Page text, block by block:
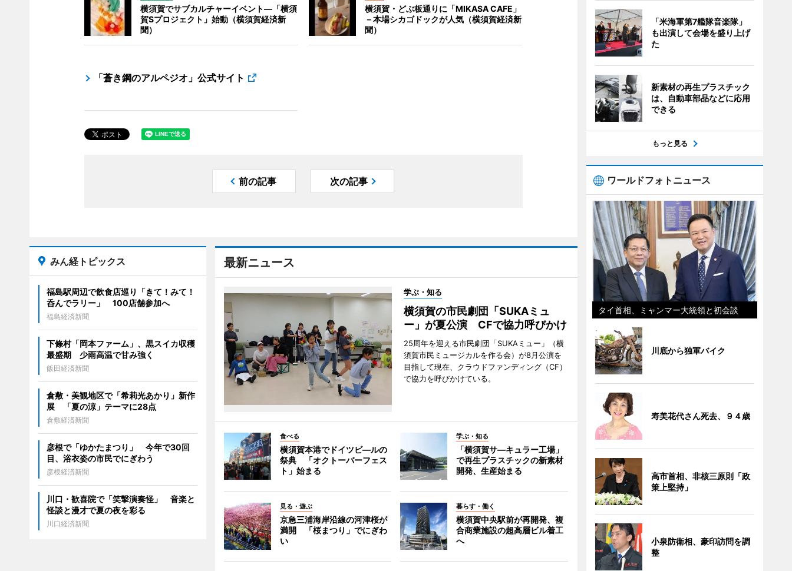
横須賀でサブカルチャーイベント―「横須
賀Sプロジェクト」始動（横須賀経済新
聞）
横須賀・どぶ板通りに「MIKASA CAFE」
－本場シカゴドックが人気（横須賀経済新
聞）
「蒼き鋼のアルペジオ」公式サイト
前の記事 次の記事
最新ニュース
学ぶ・知る
横須賀の市民劇団「SUKAミュ
ー」が夏公演 CFで協力呼びかけ
25周年を迎える市民劇団「SUKAミュー」（横
須賀市民ミュージカルを作る会）が8月公演を
目指して現在、クラウドファンディング（CF）
で協力を呼びかけている。
食べる
横須賀本港でドイツビ―ルの
祭典 「オクトーバーフェス
ト」始まる
学ぶ・知る
「横須賀サ―キュラー工場」
で再生プラスチックの新素材
開発、生産始まる
見る・遊ぶ
京急三浦海岸沿線の河津桜が
満開 「桜まつり」でにぎわ
い
暮らす・働く
横須賀中央駅前が再開発、複
合商業施設の超高層ビル着工
へ
みん経トピックス
福島駅周辺で飲食店巡り「きて！みて！
呑んでラリー」 100店舗参加へ
福島経済新聞
下條村「岡本ファーム」、黒スイカ収穫
最盛期 少雨高温で甘み強く
飯田経済新聞
倉敷・美観地区で「希莉光あかり」新作
展 「夏の涼」テーマに28点
倉敷経済新聞
彦根で「ゆかたまつり」 今年で30回
目、浴衣姿の市民でにぎわう
彦根経済新聞
川口・歓喜院で「笑撃演奏怪」 音楽と
怪談と漫才で夏の夜を彩る
川口経済新聞
「米海軍第7艦隊音楽隊」
も出演して会場を盛り上げ
た
新素材の再生プラスチック
は、自動車部品などに応用
できる
もっと見る
ワールドフォトニュース
タイ首相、ミャンマー大統領と初会談
川底から独軍バイク
寿美花代さん死去、９４歳
高市首相、非核三原則「政
策上堅持」
小泉防衛相、豪印訪問を調
整